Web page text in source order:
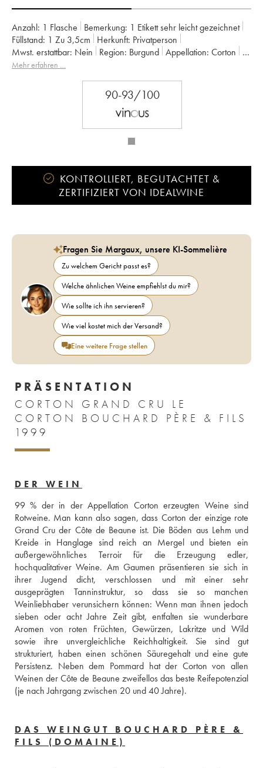
Anzahl: 1 Flasche Bemerkung: 1 Etikett sehr leicht gezeichnet
Füllstand: 1 Zu 3,5cm Herkunft:
privatperson
Mwst. erstattbar:
nein Region: Burgund Appellation:
Corton
Klassifizierung:
Mehr erfahren …
90-93/100
KONTROLLIERT, BEGUTACHTET &
ZERTIFIZIERT VON IDEALWINE
Fragen Sie Margaux, unsere KI-Sommelière
Zu welchem Gericht passt es?
Welche ähnlichen Weine empfiehlst du mir?
Wie sollte ich ihn servieren?
Wie viel kostet mich der Versand?
Eine weitere Frage stellen
PRÄSENTATION
CORTON GRAND CRU LE
CORTON BOUCHARD PÈRE & FILS
1999
DER WEIN
99 % der in der Appellation Corton erzeugten Weine sind
Rotweine. Man kann also sagen, dass Corton der einzige rote
Grand Cru der Côte de Beaune ist. Die Böden aus Lehm und
Kreide in Hanglage sind reich an Mergel und bieten ein
außergewöhnliches Terroir für die Erzeugung edler,
hochqualitativer Weine. Am Gaumen präsentieren sie sich in
ihrer Jugend dicht, verschlossen und mit einer sehr
ausgeprägten Tanninstruktur, so dass sie so manchen
Weinliebhaber verunsichern können: Wenn man ihnen jedoch
sieben oder acht Jahre Zeit gibt, entfalten sie wunderbare
Aromen von roten Früchten, Gewürzen, Lakritze und Wild
sowie ihre unvergleichliche Reichhaltigkeit. Sie sind gut
strukturiert, haben einen schönen Säuregehalt und eine gute
Persistenz. Neben dem Pommard hat der Corton von allen
Weinen der Côte de Beaune zweifellos das beste Reifepotenzial
(je nach Jahrgang zwischen 20 und 40 Jahre).
DAS WEINGUT BOUCHARD PÈRE &
FILS (DOMAINE)